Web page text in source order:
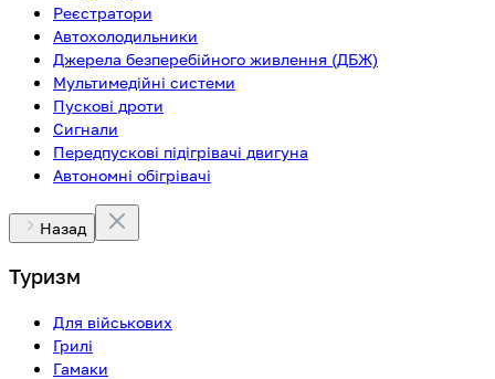
Реєстратори
Автохолодильники
Джерела безперебійного живлення (ДБЖ)
Мультимедійні системи
Пускові дроти
Сигнали
Передпускові підігрівачі двигуна
Автономні обігрівачі
Назад
Туризм
Для військових
Грилі
Гамаки